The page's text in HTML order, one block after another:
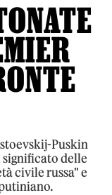
Puskin
delle
civile russa" e